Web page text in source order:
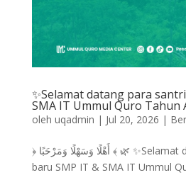
✨Selamat datang para
SMA IT Ummul Quro Tahun
oleh uqadmin | Jul 20, 2026 |
﴿ أَهْلًا وَسَهْلًا وَمَرْحَبًا ﴾ 🌿 ✨Selamat datang para santri
baru SMP IT & SMA IT Ummul